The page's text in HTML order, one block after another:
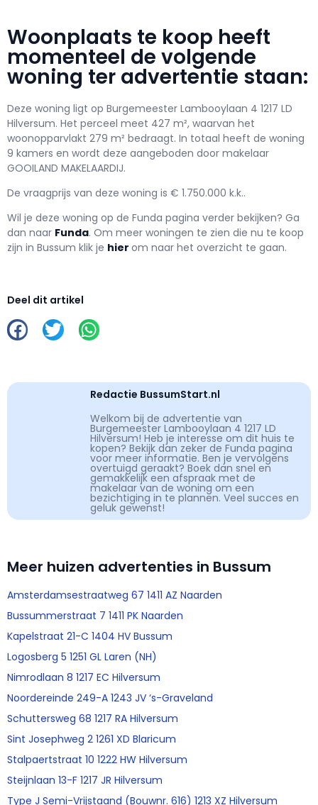
Woonplaats te koop heeft
momenteel de volgende
woning ter advertentie staan:
Deze woning ligt op Burgemeester Lambooylaan 4 1217 LD
Hilversum. Het perceel meet 427 m², waarvan het
woonopparvlakt 279 m² bedraagt. In totaal heeft de woning
9 kamers en wordt deze aangeboden door makelaar
GOOILAND MAKELAARDIJ.
De vraagprijs van deze woning is € 1.750.000 k.k..
Wil je deze woning op de Funda pagina verder bekijken? Ga
dan naar Funda. Om meer woningen te zien die nu te koop
zijn in Bussum klik je hier om naar het overzicht te gaan.
Deel dit artikel
Redactie BussumStart.nl
Welkom bij de advertentie van
Burgemeester Lambooylaan 4 1217 LD
Hilversum! Heb je interesse om dit huis te
kopen? Bekijk dan zeker de Funda pagina
voor meer informatie. Ben je vervolgens
overtuigd geraakt? Boek dan snel en
gemakkelijk een afspraak met de
makelaar van de woning om een
bezichtiging in te plannen. Veel succes en
geluk gewenst!
Meer huizen advertenties in Bussum
Amsterdamsestraatweg 67 1411 AZ Naarden
Bussummerstraat 7 1411 PK Naarden
Kapelstraat 21-C 1404 HV Bussum
Logosberg 5 1251 GL Laren (NH)
Nimrodlaan 8 1217 EC Hilversum
Noordereinde 249-A 1243 JV ‘s-Graveland
Schuttersweg 68 1217 RA Hilversum
Sint Josephweg 2 1261 XD Blaricum
Stalpaertstraat 10 1222 HW Hilversum
Steijnlaan 13-F 1217 JR Hilversum
Type J Semi-Vrijstaand (Bouwnr. 616) 1213 XZ Hilversum